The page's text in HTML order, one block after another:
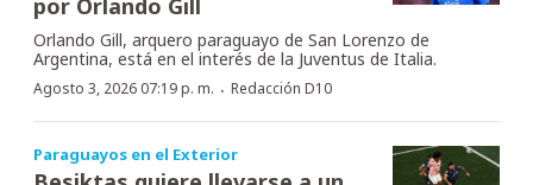
por Orlando Gill
Orlando Gill, arquero paraguayo de San Lorenzo de
Argentina, está en el interés de la Juventus de Italia.
Agosto 3, 2026 07:19 p. m. · Redacción D10
Paraguayos en el Exterior